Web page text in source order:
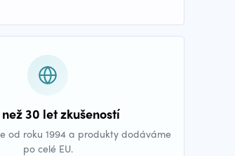
30 let zkušeností
od roku 1994 a produkty dodáváme
po celé EU.